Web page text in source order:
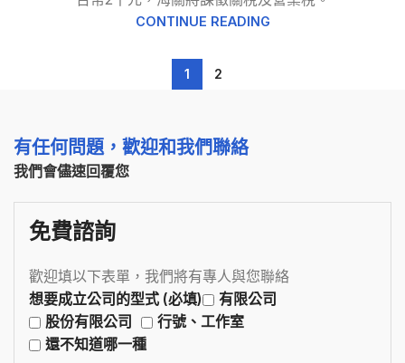
CONTINUE READING
1 2
有任何問題，歡迎和我們聯絡
我們會儘速回覆您
免費諮詢
歡迎填以下表單，我們將有專人與您聯絡
想要成立公司的型式 (必填)
有限公司
股份有限公司
行號、工作室
還不知道哪一種